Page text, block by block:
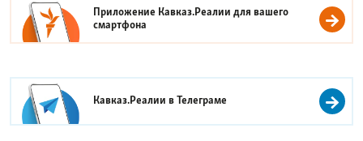
Приложение Кавказ.Реалии для вашего
смартфона
Кавказ.Реалии вТелеграме